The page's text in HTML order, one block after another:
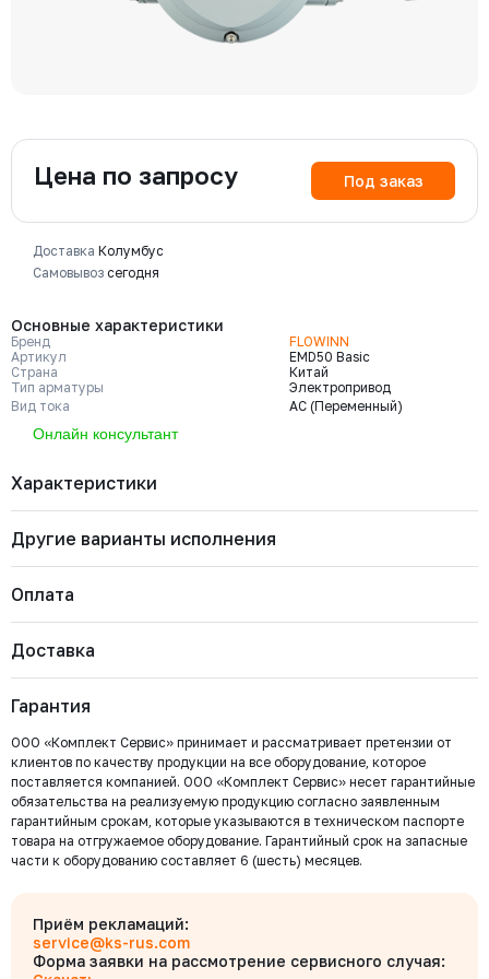
Основные характеристики
Бренд
FLOWINN
Артикул
EMD50 Basic
Страна
Китай
Тип арматуры
Электропривод
Вид тока
AC (Переменный)
Онлайн консультант
Цена по запросу Под заказ
Доставка Колумбус
Самовывоз сегодня
Характеристики
Бренд
Артикул
EMD50 Basic
Тип арматуры
Стандарт присоединения по ISO
5210/5211
Другие варианты исполнения
НаличиеЦена с НДС
Наличие
Есть
Цена с НДС
301 876 ₽ Купить
EMD10 Basic
НаличиеЦена с НДС
251 629 ₽ Купить
EMD5 Basic
Наличие
Есть
Цена с НДС
247 655 ₽ Купить
Оплата
Важно: Отгрузка товара производится после 100%
оплаты и зачисления средств на расчетный счет
ООО «Комплект Сервис».
Безналичный расчёт
Мы выставляем счёт на оплату, который можно оплатить в
любом банке
Для юридических лиц
Оплата производится по выставленному Счету, с указанием его № в
платежном поручении. Денежные средства поступят на расчетный
Доставка
Гарантия
ООО «Комплект Сервис» принимает и рассматривает претензии от
клиентов по качеству продукции на все оборудование, которое
поставляется компанией. ООО «Комплект Сервис» несет гарантийные
обязательства на реализуемую продукцию согласно заявленным
гарантийным срокам, которые указываются в техническом паспорте
товара на отгружаемое оборудование. Гарантийный срок на запасные
части к оборудованию составляет 6 (шесть) месяцев.
Приём рекламаций:
service@ks-rus.com
Форма заявки на рассмотрение сервисного случая: